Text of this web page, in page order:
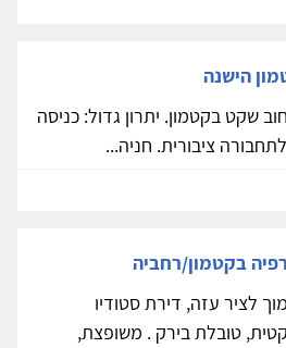
הישנה
שקט בקטמון. יתרון גדול: כניסה
ציבורית. חניה...
בקטמון/רחביה
לציר עזה, דירת סטודיו
טובלת בירק . משופצת,